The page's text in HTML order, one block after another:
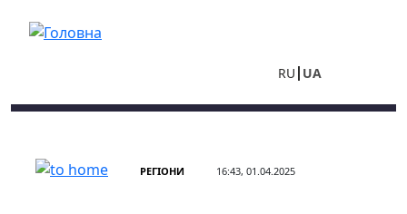
RU UA
РЕГІОНИ 16:43, 01.04.2025